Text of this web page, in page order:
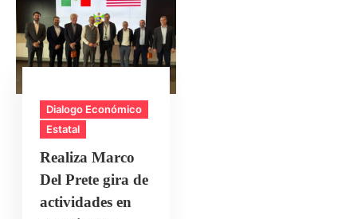
Dialogo Económico
Estatal
Realiza Marco
Del Prete gira de
actividades en